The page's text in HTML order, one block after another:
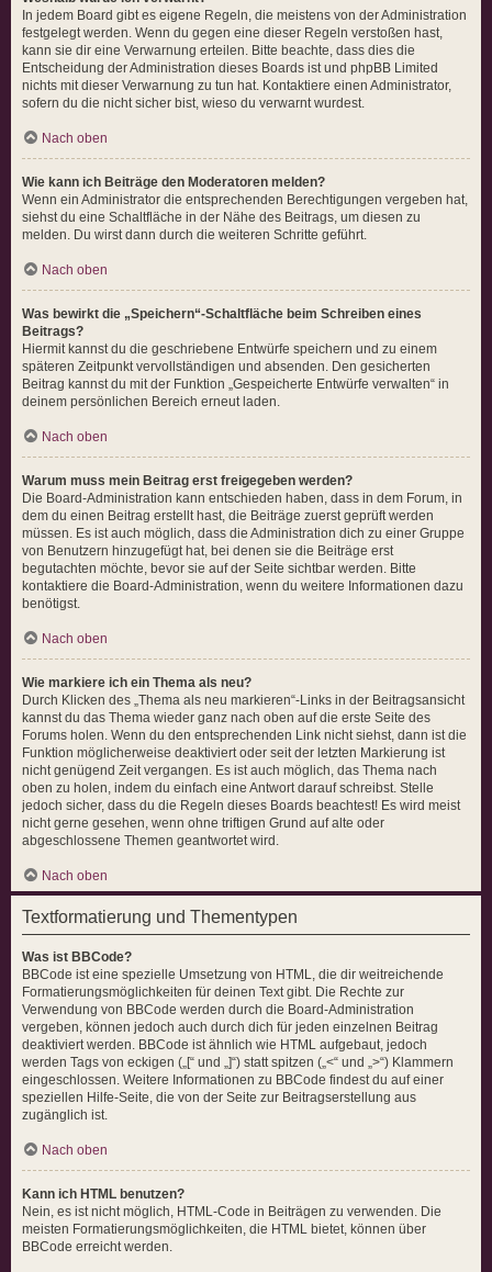
In jedem Board gibt es eigene Regeln, die meistens von der Administration
festgelegt werden. Wenn du gegen eine dieser Regeln verstoßen hast,
kann sie dir eine Verwarnung erteilen. Bitte beachte, dass dies die
Entscheidung der Administration dieses Boards ist und phpBB Limited
nichts mit dieser Verwarnung zu tun hat. Kontaktiere einen Administrator,
sofern du die nicht sicher bist, wieso du verwarnt wurdest.
Nach oben
Wie kann ich Beiträge den Moderatoren melden?
Wenn ein Administrator die entsprechenden Berechtigungen vergeben hat,
siehst du eine Schaltfläche in der Nähe des Beitrags, um diesen zu
melden. Du wirst dann durch die weiteren Schritte geführt.
Nach oben
Was bewirkt die „Speichern“-Schaltfläche beim Schreiben eines
Beitrags?
Hiermit kannst du die geschriebene Entwürfe speichern und zu einem
späteren Zeitpunkt vervollständigen und absenden. Den gesicherten
Beitrag kannst du mit der Funktion „Gespeicherte Entwürfe verwalten“ in
deinem persönlichen Bereich erneut laden.
Nach oben
Warum muss mein Beitrag erst freigegeben werden?
Die Board-Administration kann entschieden haben, dass in dem Forum, in
dem du einen Beitrag erstellt hast, die Beiträge zuerst geprüft werden
müssen. Es ist auch möglich, dass die Administration dich zu einer Gruppe
von Benutzern hinzugefügt hat, bei denen sie die Beiträge erst
begutachten möchte, bevor sie auf der Seite sichtbar werden. Bitte
kontaktiere die Board-Administration, wenn du weitere Informationen dazu
benötigst.
Nach oben
Wie markiere ich ein Thema als neu?
Durch Klicken des „Thema als neu markieren“-Links in der Beitragsansicht
kannst du das Thema wieder ganz nach oben auf die erste Seite des
Forums holen. Wenn du den entsprechenden Link nicht siehst, dann ist die
Funktion möglicherweise deaktiviert oder seit der letzten Markierung ist
nicht genügend Zeit vergangen. Es ist auch möglich, das Thema nach
oben zu holen, indem du einfach eine Antwort darauf schreibst. Stelle
jedoch sicher, dass du die Regeln dieses Boards beachtest! Es wird meist
nicht gerne gesehen, wenn ohne triftigen Grund auf alte oder
abgeschlossene Themen geantwortet wird.
Nach oben
Textformatierung und Thementypen
Was ist BBCode?
BBCode ist eine spezielle Umsetzung von HTML, die dir weitreichende
Formatierungsmöglichkeiten für deinen Text gibt. Die Rechte zur
Verwendung von BBCode werden durch die Board-Administration
vergeben, können jedoch auch durch dich für jeden einzelnen Beitrag
deaktiviert werden. BBCode ist ähnlich wie HTML aufgebaut, jedoch
werden Tags von eckigen („[“ und „]“) statt spitzen („<“ und „>“) Klammern
eingeschlossen. Weitere Informationen zu BBCode findest du auf einer
speziellen Hilfe-Seite, die von der Seite zur Beitragserstellung aus
zugänglich ist.
Nach oben
Kann ich HTML benutzen?
Nein, es ist nicht möglich, HTML-Code in Beiträgen zu verwenden. Die
meisten Formatierungsmöglichkeiten, die HTML bietet, können über
BBCode erreicht werden.